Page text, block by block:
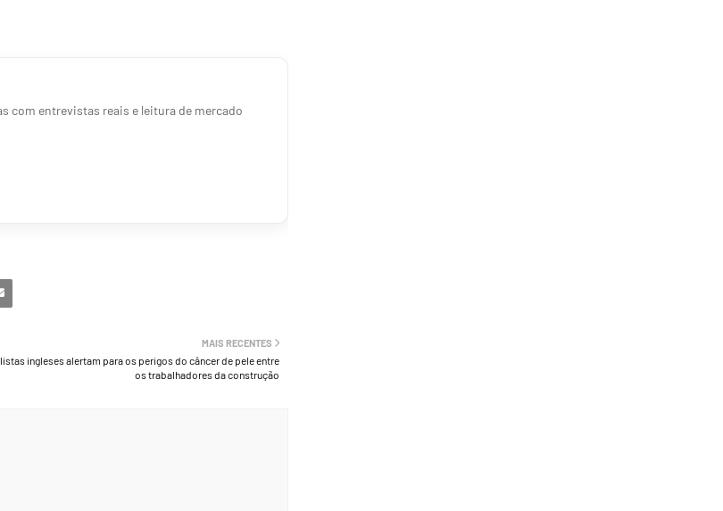
com entrevistas reais e leitura de mercado
MAIS RECENTES
ingleses alertam para os perigos do câncer de pele entre
os trabalhadores da construção